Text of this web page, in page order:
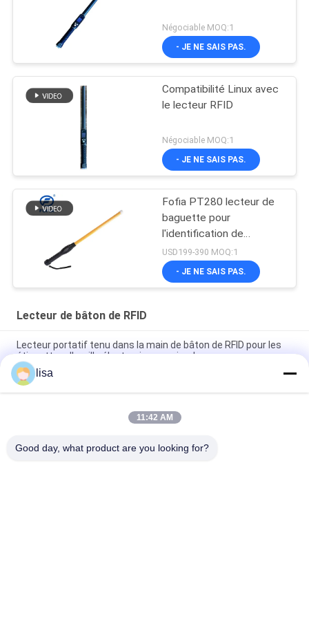
Négociable MOQ:1
- JE NE SAIS PAS.
Compatibilité Linux avec
le lecteur RFID
Négociable MOQ:1
- JE NE SAIS PAS.
Fofia PT280 lecteur de
baguette pour
l'identification de
l'étiquette auditive du
bétail
USD199-390 MOQ:1
- JE NE SAIS PAS.
Lecteur de bâton de RFID
Lecteur portatif tenu dans la main de bâton de RFID pour les
étiquettes d'oreille électroniques animales
Lecteur professionnel de puces RFID pour bétail PT290 avec
affichage OLED et stockage de données
Identification animale de RFID de lecteur portatif de bâton
lisa
11:42 AM
Good day, what product are you looking for?